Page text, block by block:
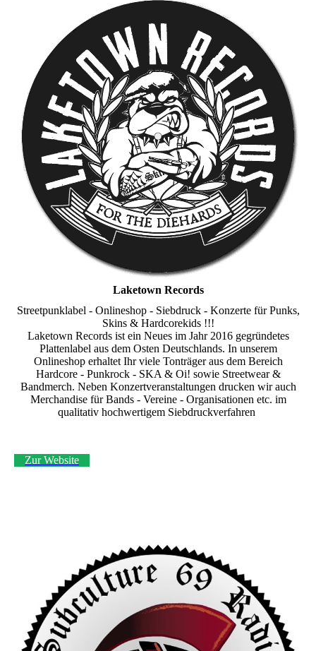
Laketown Records
Streetpunklabel - Onlineshop - Siebdruck - Konzerte für Punks,
Skins & Hardcorekids !!!
Laketown Records ist ein Neues im Jahr 2016 gegründetes
Plattenlabel aus dem Osten Deutschlands. In unserem
Onlineshop erhaltet Ihr viele Tonträger aus dem Bereich
Hardcore - Punkrock - SKA & Oi! sowie Streetwear &
Bandmerch. Neben Konzertveranstaltungen drucken wir auch
Merchandise für Bands - Vereine - Organisationen etc. im
qualitativ hochwertigem Siebdruckverfahren
Zur Website